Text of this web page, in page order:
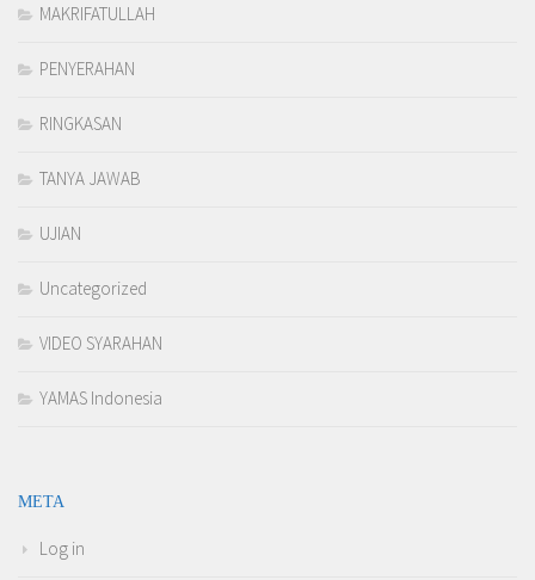
MAKRIFATULLAH
PENYERAHAN
RINGKASAN
TANYA JAWAB
UJIAN
Uncategorized
VIDEO SYARAHAN
YAMAS Indonesia
META
Log in